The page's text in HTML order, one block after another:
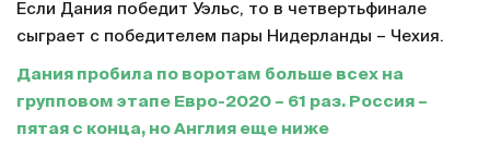
Если Дания победит Уэльс, то в четвертьфинале
сыграет с победителем пары Нидерланды – Чехия.
Дания пробила по воротам больше всех на
групповом этапе Евро-2020 – 61 раз. Россия –
пятая с конца, но Англия еще ниже